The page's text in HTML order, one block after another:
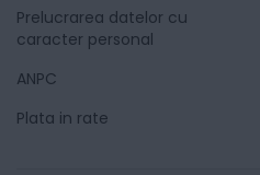
Prelucrarea datelor cu
caracter personal
ANPC
Plata in rate